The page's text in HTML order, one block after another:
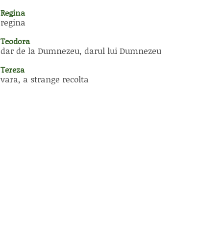
Regina
regina
Teodora
dar de la Dumnezeu, darul lui Dumnezeu
Tereza
vara, a strange recolta